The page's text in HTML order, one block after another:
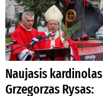
Naujasis kardinolas
Grzegorzas Rysas: